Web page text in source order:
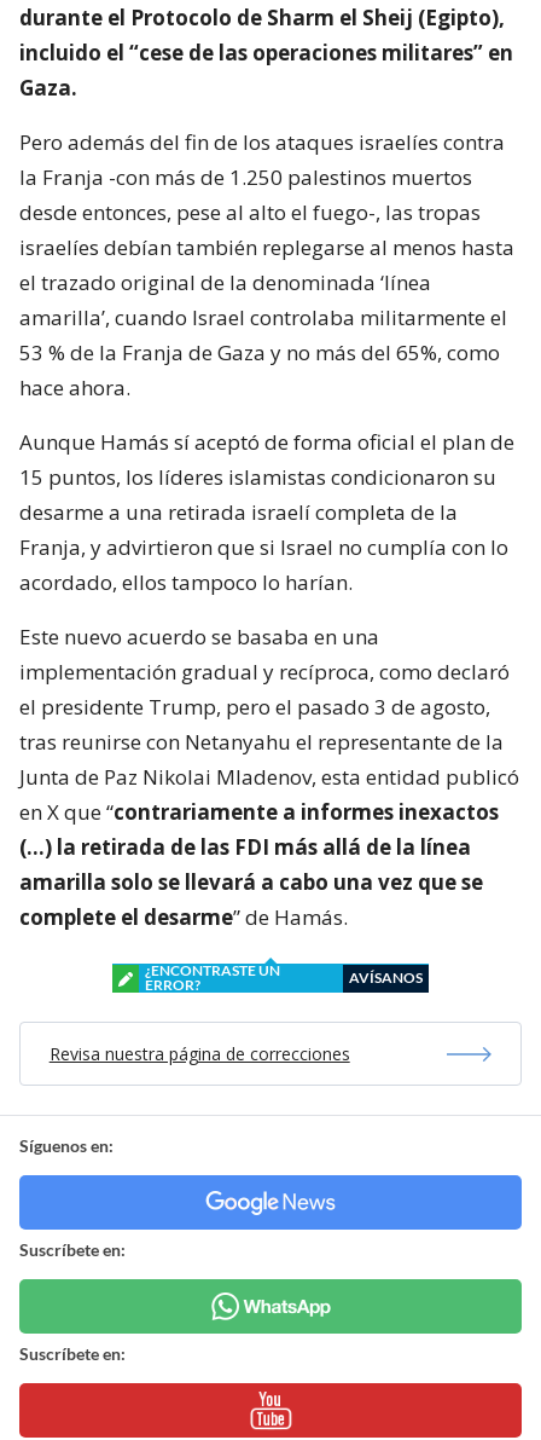
durante el Protocolo de Sharm el Sheij (Egipto),
incluido el “cese de las operaciones militares” en
Gaza.
Pero además del fin de los ataques israelíes contra
la Franja -con más de 1.250 palestinos muertos
desde entonces, pese al alto el fuego-, las tropas
israelíes debían también replegarse al menos hasta
el trazado original de la denominada ‘línea
amarilla’, cuando Israel controlaba militarmente el
53 % de la Franja de Gaza y no más del 65%, como
hace ahora.
Aunque Hamás sí aceptó de forma oficial el plan de
15 puntos, los líderes islamistas condicionaron su
desarme a una retirada israelí completa de la
Franja, y advirtieron que si Israel no cumplía con lo
acordado, ellos tampoco lo harían.
Este nuevo acuerdo se basaba en una
implementación gradual y recíproca, como declaró
el presidente Trump, pero el pasado 3 de agosto,
tras reunirse con Netanyahu el representante de la
Junta de Paz Nikolai Mladenov, esta entidad publicó
en X que “contrariamente a informes inexactos
(…) la retirada de las FDI más allá de la línea
amarilla solo se llevará a cabo una vez que se
complete el desarme” de Hamás.
¿ENCONTRASTE UN
ERROR?
AVÍSANOS
Revisa nuestra página de correcciones
Síguenos en:
Suscríbete en:
Suscríbete en: